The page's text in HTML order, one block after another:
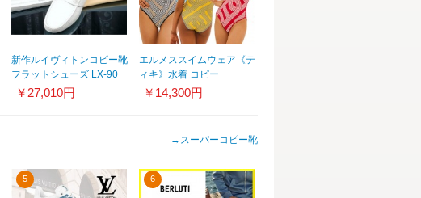
新作ルイヴィトンコピー靴
フラットシューズ LX-90
￥27,010円
エルメススイムウェア《テ
ィキ》水着 コピー
★Swimsuit
￥14,300円
→ スーパーコピー靴
5 6